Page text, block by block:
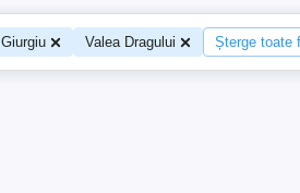
Giurgiu Valea Dragului Șterge toate